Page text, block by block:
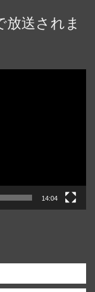
送されま
14:04